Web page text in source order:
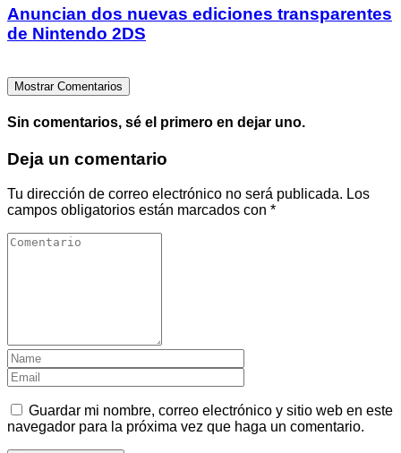
Anuncian dos nuevas ediciones transparentes
de Nintendo 2DS
Mostrar Comentarios
Sin comentarios, sé el primero en dejar uno.
Deja un comentario
Tu dirección de correo electrónico no será publicada. Los
campos obligatorios están marcados con *
Guardar mi nombre, correo electrónico y sitio web en este
navegador para la próxima vez que haga un comentario.